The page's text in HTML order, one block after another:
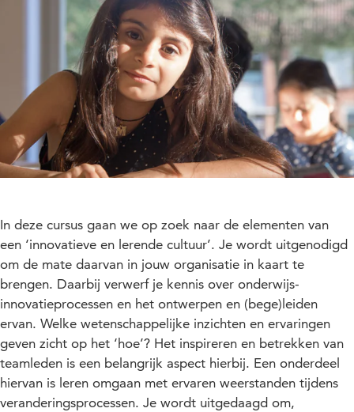
In deze cursus gaan we op zoek naar de elementen van
een ‘innovatieve en lerende cultuur’. Je wordt uitgenodigd
om de mate daarvan in jouw organisatie in kaart te
brengen. Daarbij verwerf je kennis over onderwijs-
innovatieprocessen en het ontwerpen en (bege)leiden
ervan. Welke wetenschappelijke inzichten en ervaringen
geven zicht op het ‘hoe’? Het inspireren en betrekken van
teamleden is een belangrijk aspect hierbij. Een onderdeel
hiervan is leren omgaan met ervaren weerstanden tijdens
veranderingsprocessen. Je wordt uitgedaagd om,